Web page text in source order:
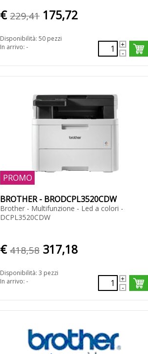
€229,41 175,72
Disponibilità: 50 pezzi
In arrivo: -
BROTHER - BRODCPL3520CDW
Brother - Multifunzione - Led a colori -
DCPL3520CDW
€418,58 317,18
PROMO
Disponibilità: 3 pezzi
In arrivo: -